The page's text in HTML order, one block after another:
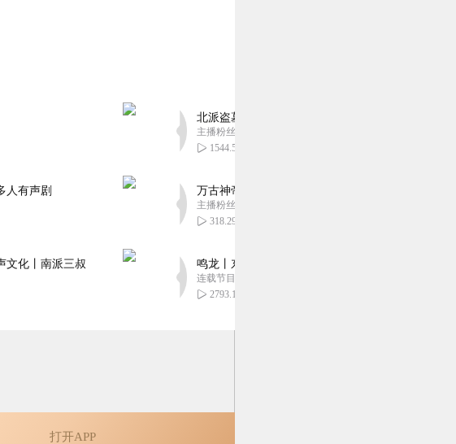
姑娘》翻出来听，一下子就被吸引往
放量偏低的作品却非常优秀，而某些动
节粗制滥造，人物形象不是极品就是奇
日臻完善！好听！停不下来！
悦👍
4
招人待见，到四姐妹一起发家致富。虽有
。感谢了🙏
人有声剧
文化丨南派三叔
北派盗墓笔记丨头陀渊出品丨悬疑灵异丨摸金校尉
主播粉丝1659万
1544.58万
万古神帝丨玄幻丨热血丨紫襟团队演播丨多人有声
主播粉丝2836万
318.29万
鸣龙丨东方玄幻丨紫襟团队丨轻松搞笑丨多人有声
连载节目超五百集
2793.16万
打开APP